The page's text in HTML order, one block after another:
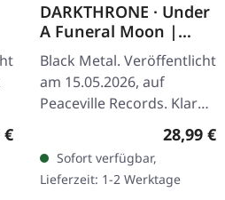
Preis:
€
DARKTHRONE · Under
A Funeral Moon |
CLEAR LP
Black Metal. Veröffentlicht
am 15.05.2026, auf
Peaceville Records. Klares
Vinyl im Standard-Cover.
Plastic Head exklusive,
limitierte Auflage.
Erhebt…
28,99 €
Sofort verfügbar,
Lieferzeit: 1-2 Werktage